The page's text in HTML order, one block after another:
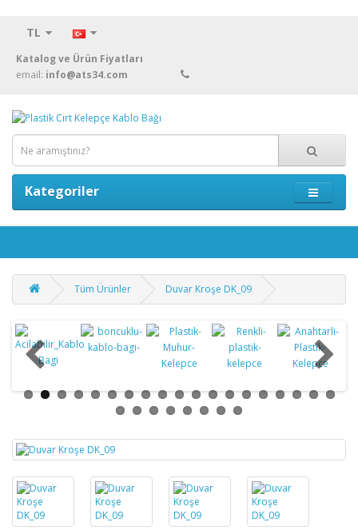
TL
Katalog ve Ürün Fiyatları
email: info@ats34.com
Kategoriler
Tüm Ürünler Duvar Kroşe DK_09